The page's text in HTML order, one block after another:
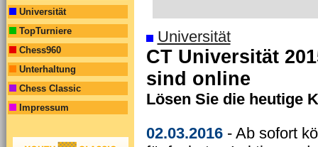
Universität
TopTurniere
Chess960
Unterhaltung
Chess Classic
Impressum
Universität
CT Universität
sind online
Lösen Sie die heutige
02.03.2016- Ab sofort